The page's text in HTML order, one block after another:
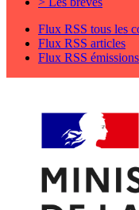
Flux RSS tous les
Flux RSS articles
Flux RSS émissions